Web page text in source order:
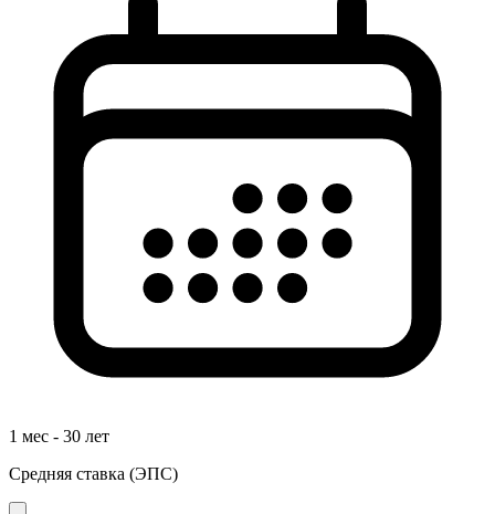
1 мес - 30 лет
Средняя ставка (ЭПС)